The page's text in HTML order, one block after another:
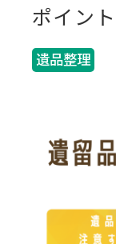
初めて
豆知識
ポイン
遺品整理